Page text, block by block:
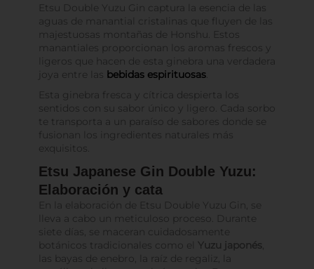
Etsu Double Yuzu Gin captura la esencia de las
aguas de manantial cristalinas que fluyen de las
majestuosas montañas de Honshu. Estos
manantiales proporcionan los aromas frescos y
ligeros que hacen de esta ginebra una verdadera
joya entre las
bebidas espirituosas.
Esta ginebra fresca y cítrica despierta los
sentidos con su sabor único y ligero. Cada sorbo
te transporta a un paraíso de sabores donde se
fusionan los ingredientes naturales más
exquisitos.
Etsu Japanese Gin Double Yuzu:
Elaboración y cata
En la elaboración de Etsu Double Yuzu Gin, se
lleva a cabo un meticuloso proceso. Durante
siete días, se maceran cuidadosamente
botánicos tradicionales como el Yuzu japonés,
las bayas de enebro, la raíz de regaliz, la